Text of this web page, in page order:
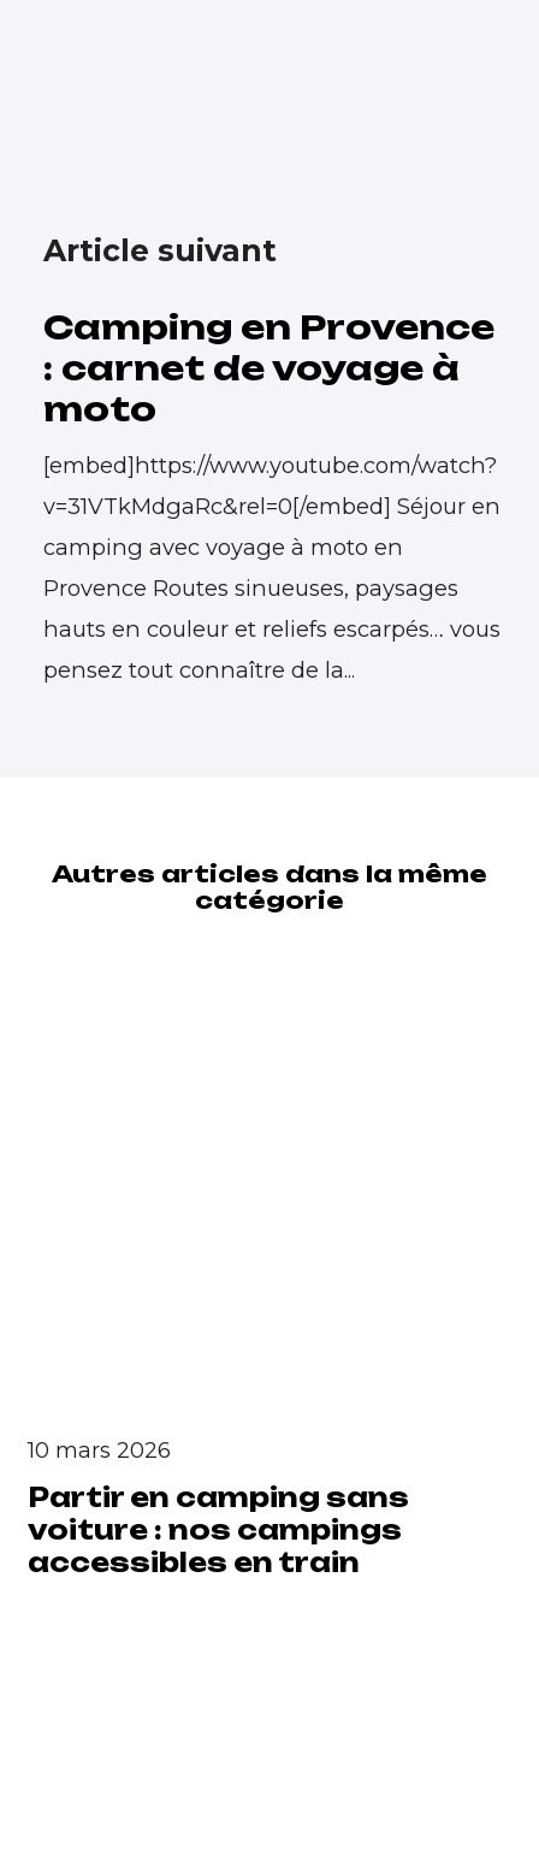
Article suivant
Camping en Provence
: carnet de voyage à
moto
[embed]https://www.youtube.com/watch?
v=31VTkMdgaRc&rel=0[/embed] Séjour en
camping avec voyage à moto en
Provence Routes sinueuses, paysages
hauts en couleur et reliefs escarpés… vous
pensez tout connaître de la...
Autres articles dans la même
catégorie
10 mars 2026
Partir en camping sans
voiture : nos campings
accessibles en train